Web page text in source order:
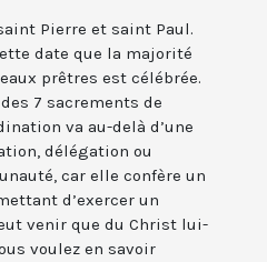
Pierre et saint Paul.
date que la majorité
prêtres est célébrée.
7 sacrements de
va au-delà d’une
délégation ou
car elle confère un
d’exercer un
venir que du Christ lui-
voulez en savoir